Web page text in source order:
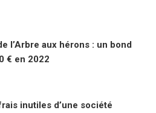
l’Arbre aux hérons : un bond
€ en 2022
inutiles d’une société